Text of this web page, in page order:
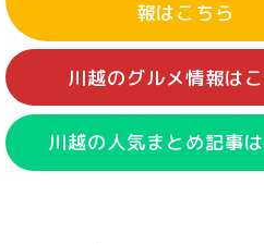
報はこちら
川越のグルメ情報は
川越の人気まとめ記事